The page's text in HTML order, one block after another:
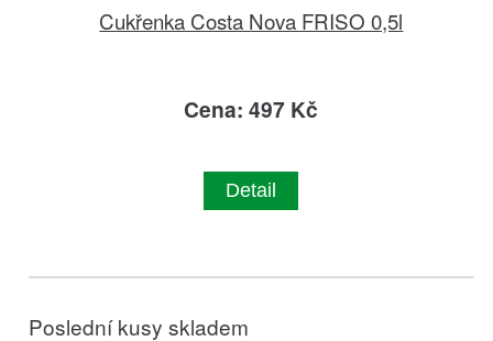
Cukřenka Costa Nova FRISO 0,5l
Cena: 497 Kč
Detail
Poslední kusy skladem